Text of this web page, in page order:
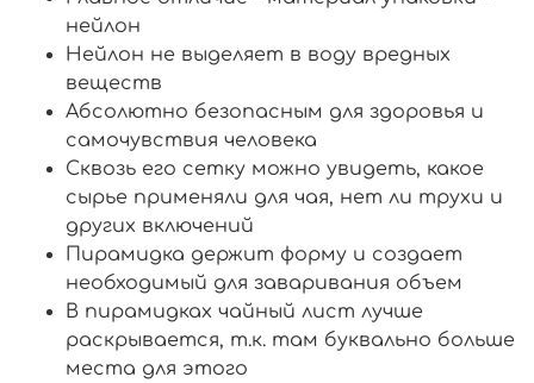
нейлон
Нейлон не выделяет в воду вредных
веществ
Абсолютно безопасным для здоровья и
самочувствия человека
Сквозь его сетку можно увидеть, какое
сырье применяли для чая, нет ли трухи и
других включений
Пирамидка держит форму и создает
необходимый для заваривания объем
В пирамидках чайный лист лучше
раскрывается, т.к. там буквально больше
места для этого